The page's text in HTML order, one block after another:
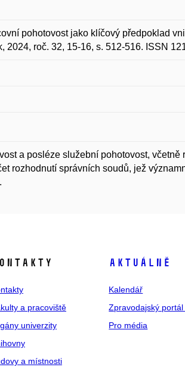
pohotovost jako klíčový předpoklad
2024, roč. 32, 15-16, s. 512-516. ISSN
a posléze služební pohotovost, včetně
rozhodnutí správních soudů, jež
a pracoviště
univerzity
a místnosti
Aktuálně
Kalendář
Zpravodajský portál
Pro média